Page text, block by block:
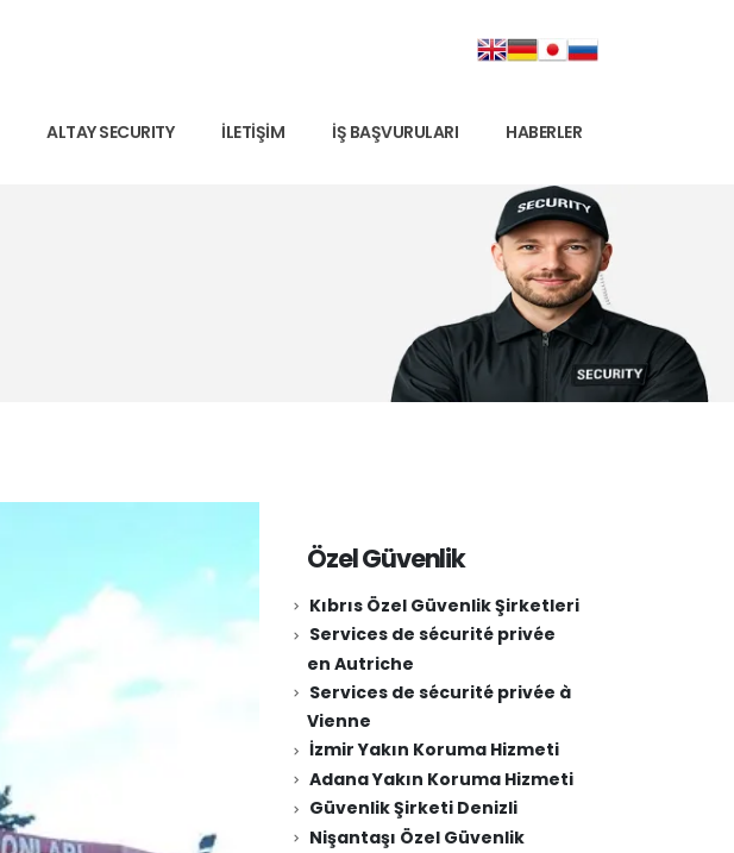
ALTAY SECURITY İLETIŞIM İŞ BAŞVURULARI HABERLER
Özel Güvenlik
Kıbrıs Özel Güvenlik Şirketleri
Services de sécurité privée
en Autriche
Services de sécurité privée à
Vienne
İzmir Yakın Koruma Hizmeti
Adana Yakın Koruma Hizmeti
Güvenlik Şirketi Denizli
Nişantaşı Özel Güvenlik